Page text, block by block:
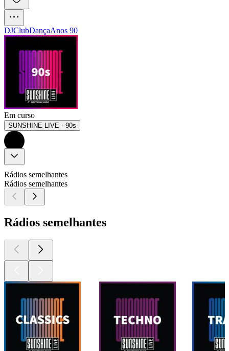
DJClubDançaAnos 90
Em curso
SUNSHINE LIVE - 90s
Rádios semelhantes
Rádios semelhantes
Rádios semelhantes